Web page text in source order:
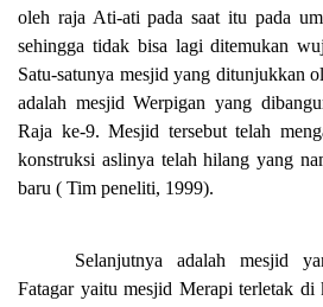
oleh raja Ati-ati pada saat itu pada
sehingga tidak bisa lagi ditemukan
Satu-satunya mesjid yang ditunjukkan
adalah mesjid Werpigan yang
Raja ke-9. Mesjid tersebut telah
konstruksi aslinya telah hilang yang
baru ( Tim peneliti, 1999).
Selanjutnya adalah mesjid
Fatagar yaitu mesjid Merapi terletak